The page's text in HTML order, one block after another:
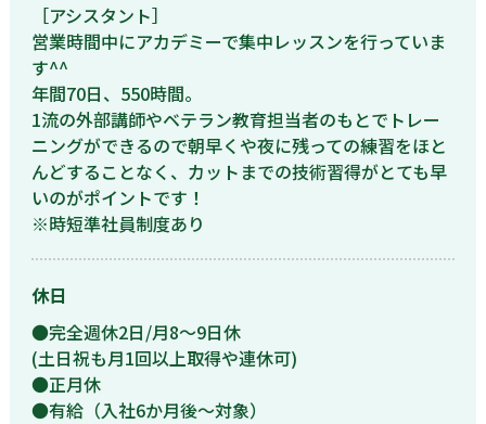
［アシスタント］
営業時間中にアカデミーで集中レッスンを行っていま
す^^
年間70日、550時間。
1流の外部講師やベテラン教育担当者のもとでトレー
ニングができるので朝早くや夜に残っての練習をほと
んどすることなく、カットまでの技術習得がとても早
いのがポイントです！
※時短準社員制度あり
休日
●完全週休2日/月8〜9日休
(土日祝も月1回以上取得や連休可)
●正月休
●有給（入社6か月後～対象）